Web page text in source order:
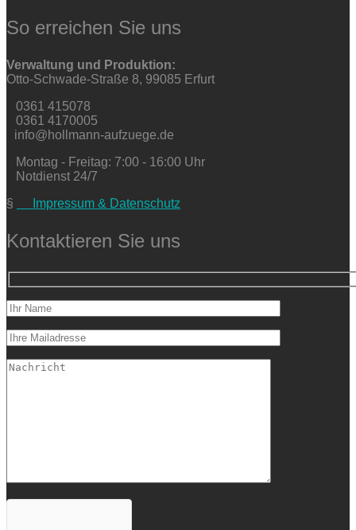
So erreichen Sie uns
Verwaltung und Produktion:
Otto-Schwade-Straße 8, 99085 Erfurt
0361 415078
0361 4170005
info@hollmann-aufzuege.de
Montag - Freitag: 7:00 - 16:00 Uhr
Notdienst 24/7
§
Impressum & Datenschutz
Kontaktieren Sie uns